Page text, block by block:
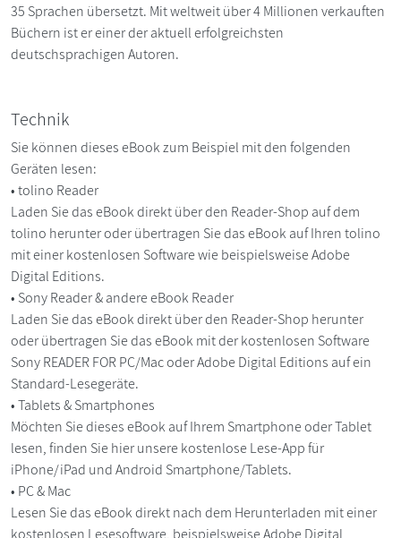
35 Sprachen übersetzt. Mit weltweit über 4 Millionen verkauften
Büchern ist er einer der aktuell erfolgreichsten
deutschsprachigen Autoren.
Technik
Sie können dieses eBook zum Beispiel mit den folgenden
Geräten lesen:
• tolino Reader
Laden Sie das eBook direkt über den Reader-Shop auf dem
tolino herunter oder übertragen Sie das eBook auf Ihren tolino
mit einer kostenlosen Software wie beispielsweise Adobe
Digital Editions.
• Sony Reader & andere eBook Reader
Laden Sie das eBook direkt über den Reader-Shop herunter
oder übertragen Sie das eBook mit der kostenlosen Software
Sony READER FOR PC/Mac oder Adobe Digital Editions auf ein
Standard-Lesegeräte.
• Tablets & Smartphones
Möchten Sie dieses eBook auf Ihrem Smartphone oder Tablet
lesen, finden Sie hier unsere kostenlose Lese-App für
iPhone/iPad und Android Smartphone/Tablets.
• PC & Mac
Lesen Sie das eBook direkt nach dem Herunterladen mit einer
kostenlosen Lesesoftware, beispielsweise Adobe Digital